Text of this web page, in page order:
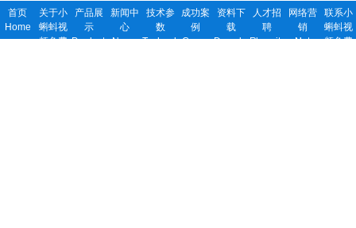
首页
Home
关于小
蝌蚪视
频免费
产品展
示
Products
新闻中
心
News
技术参
数
Technology
成功案
例
Cases
资料下
载
Download
人才招
聘
Recruitment
网络营
销
Net
联系小
蝌蚪视
频免费